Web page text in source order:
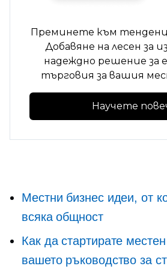
Преминете към
Добавяне на лесен за
надеждно решение за
търговия за вашия
Научете
Местни бизнес идеи, от
всяка общност
Как да стартирате
вашето ръководство за